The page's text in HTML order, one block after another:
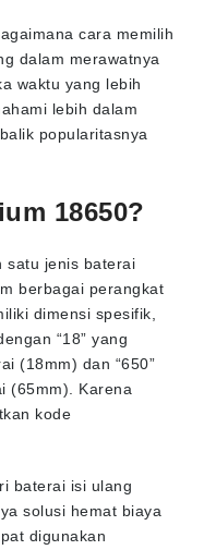
cara memilih
dalam merawatnya
waktu yang lebih
lebih dalam
popularitasnya
18650?
satu jenis baterai
berbagai perangkat
dimensi spesifik,
“18” yang
(18mm) dan “650”
(65mm). Karena
kode
baterai isi ulang
solusi hemat biaya
digunakan